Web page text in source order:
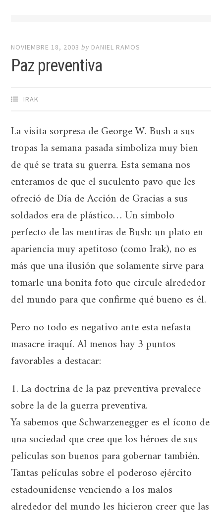
NOVIEMBRE 18, 2003 by DANIEL RAMOS
Paz preventiva
IRAK
La visita sorpresa de George W. Bush a sus
tropas la semana pasada simboliza muy bien
de qué se trata su guerra. Esta semana nos
enteramos de que el suculento pavo que les
ofreció de Día de Acción de Gracias a sus
soldados era de plástico… Un símbolo
perfecto de las mentiras de Bush: un plato en
apariencia muy apetitoso (como Irak), no es
más que una ilusión que solamente sirve para
tomarle una bonita foto que circule alrededor
del mundo para que confirme qué bueno es él.
Pero no todo es negativo ante esta nefasta
masacre iraquí. Al menos hay 3 puntos
favorables a destacar:
1. La doctrina de la paz preventiva prevalece
sobre la de la guerra preventiva.
Ya sabemos que Schwarzenegger es el ícono de
una sociedad que cree que los héroes de sus
películas son buenos para gobernar también.
Tantas películas sobre el poderoso ejército
estadounidense venciendo a los malos
alrededor del mundo les hicieron creer que las